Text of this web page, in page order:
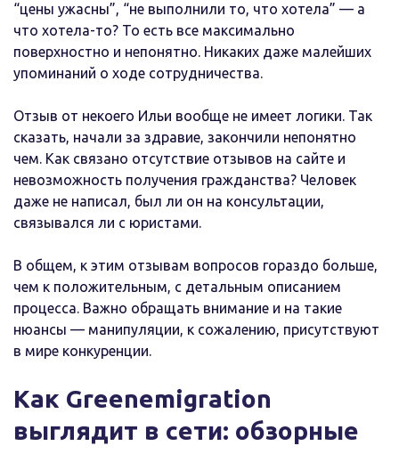
“цены ужасны”, “не выполнили то, что хотела” — а
что хотела-то? То есть все максимально
поверхностно и непонятно. Никаких даже малейших
упоминаний о ходе сотрудничества.
Отзыв от некоего Ильи вообще не имеет логики. Так
сказать, начали за здравие, закончили непонятно
чем. Как связано отсутствие отзывов на сайте и
невозможность получения гражданства? Человек
даже не написал, был ли он на консультации,
связывался ли с юристами.
В общем, к этим отзывам вопросов гораздо больше,
чем к положительным, с детальным описанием
процесса. Важно обращать внимание и на такие
нюансы — манипуляции, к сожалению, присутствуют
в мире конкуренции.
Как Greenemigration
выглядит в сети: обзорные